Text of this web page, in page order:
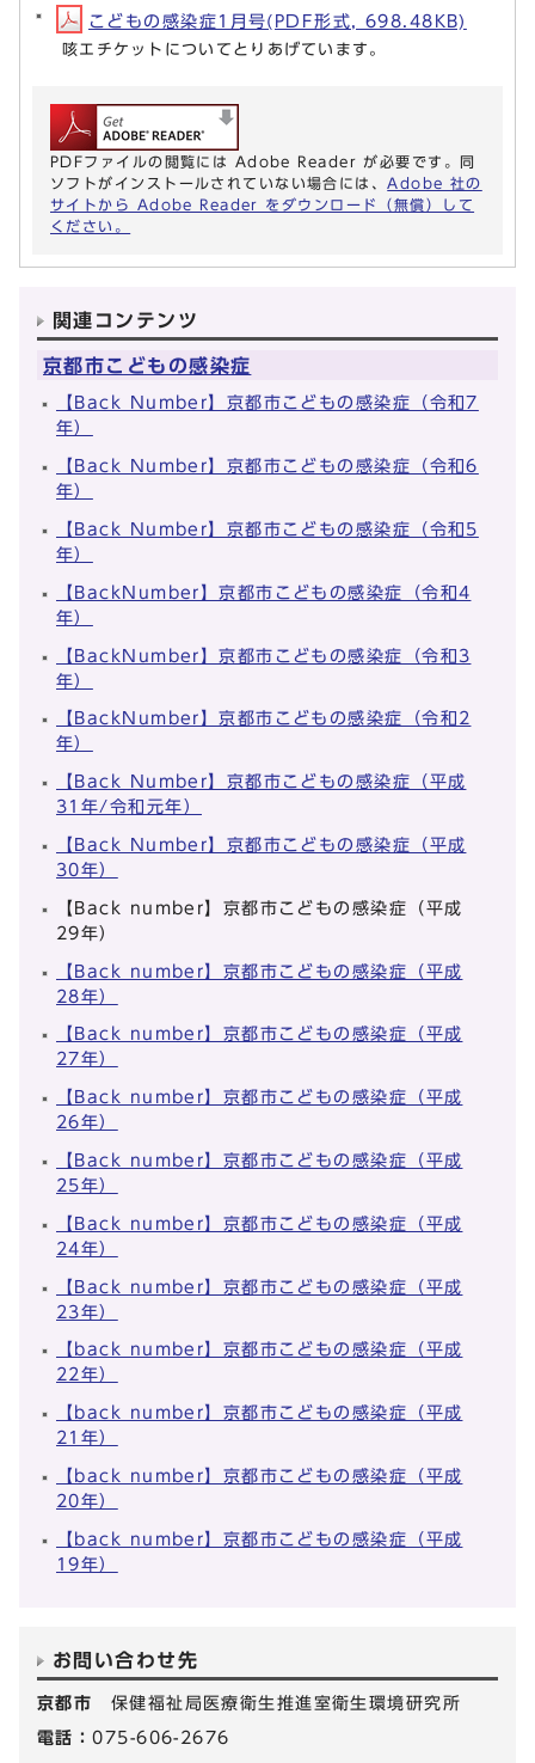
こどもの感染症1月号(PDF形式, 698.48KB)
咳エチケットについてとりあげています。
PDFファイルの閲覧には Adobe Reader が必要です。同
ソフトがインストールされていない場合には、 Adobe 社の
サイトから Adobe Reader をダウンロード（無償）して
ください。
関連コンテンツ
京都市こどもの感染症
【Back Number】京都市こどもの感染症（令和7
年）
【Back Number】京都市こどもの感染症（令和6
年）
【Back Number】京都市こどもの感染症（令和5
年）
【BackNumber】京都市こどもの感染症（令和4
年）
【BackNumber】京都市こどもの感染症（令和3
年）
【BackNumber】京都市こどもの感染症（令和2
年）
【Back Number】京都市こどもの感染症（平成
31年/令和元年）
【Back Number】京都市こどもの感染症（平成
30年）
【Back number】京都市こどもの感染症（平成
29年）
【Back number】京都市こどもの感染症（平成
28年）
【Back number】京都市こどもの感染症（平成
27年）
【Back number】京都市こどもの感染症（平成
26年）
【Back number】京都市こどもの感染症（平成
25年）
【Back number】京都市こどもの感染症（平成
24年）
【Back number】京都市こどもの感染症（平成
23年）
【back number】京都市こどもの感染症（平成
22年）
【back number】京都市こどもの感染症（平成
21年）
【back number】京都市こどもの感染症（平成
20年）
【back number】京都市こどもの感染症（平成
19年）
お問い合わせ先
京都市 保健福祉局医療衛生推進室衛生環境研究所
電話：075-606-2676